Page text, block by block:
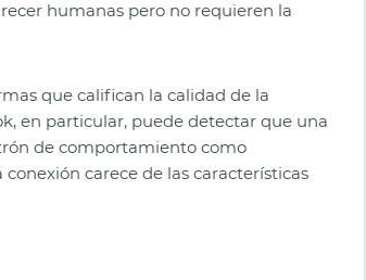
humanas pero no requieren la
que califican la calidad de la
en particular, puede detectar que una
de comportamiento como
carece de las características